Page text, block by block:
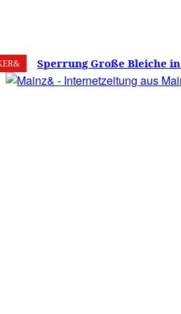
7. August 2026 22 Mainz
Sperrung Große Bleiche
verwirrt, Mainzer